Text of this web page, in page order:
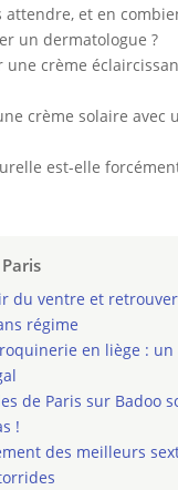
attendre, et en
un dermatologue ?
une crème
crème solaire avec
est-elle
du ventre et
régime
en liège :
de Paris sur Badoo
!
des meilleurs